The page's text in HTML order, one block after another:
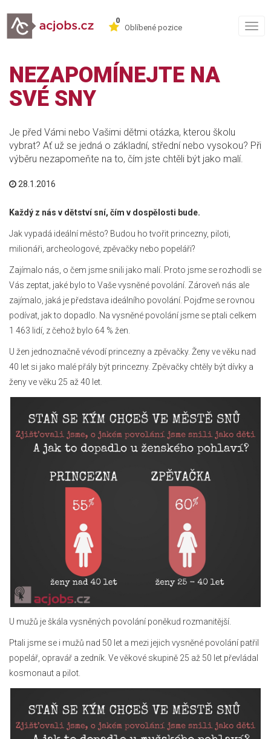
0
Oblíbené pozice
NEZAPOMÍNEJTE NA
SVÉ SNY
Je před Vámi nebo Vašimi dětmi otázka, kterou školu
vybrat? Ať už se jedná o základní, střední nebo vysokou? Při
výběru nezapomeňte na to, čím jste chtěli být jako malí.
28.1.2016
Každý z nás v dětství sní, čím v dospělosti bude.
Jak vypadá ideální město? Budou ho tvořit princezny, piloti,
milionáři, archeologové, zpěvačky nebo popeláři?
Zajímalo nás, o čem jsme snili jako malí. Proto jsme se rozhodli se
Vás zeptat, jaké bylo to Vaše vysněné povolání. Zároveň nás ale
zajímalo, jaká je představa ideálního povolání. Pojďme se rovnou
podívat, jak to dopadlo. Na vysněné povolání jsme se ptali celkem
1 463 lidí, z čehož bylo 64 % žen.
U žen jednoznačně vévodí princezny a zpěvačky. Ženy ve věku nad
40 let si jako malé přály být princezny. Zpěvačky chtěly být dívky a
ženy ve věku 25 až 40 let.
U mužů je škála vysněných povolání poněkud rozmanitější.
Ptali jsme se i mužů nad 50 let a mezi jejich vysněné povolání patřil
popelář, opravář a zedník. Ve věkové skupině 25 až 50 let převládal
kosmonaut a pilot.